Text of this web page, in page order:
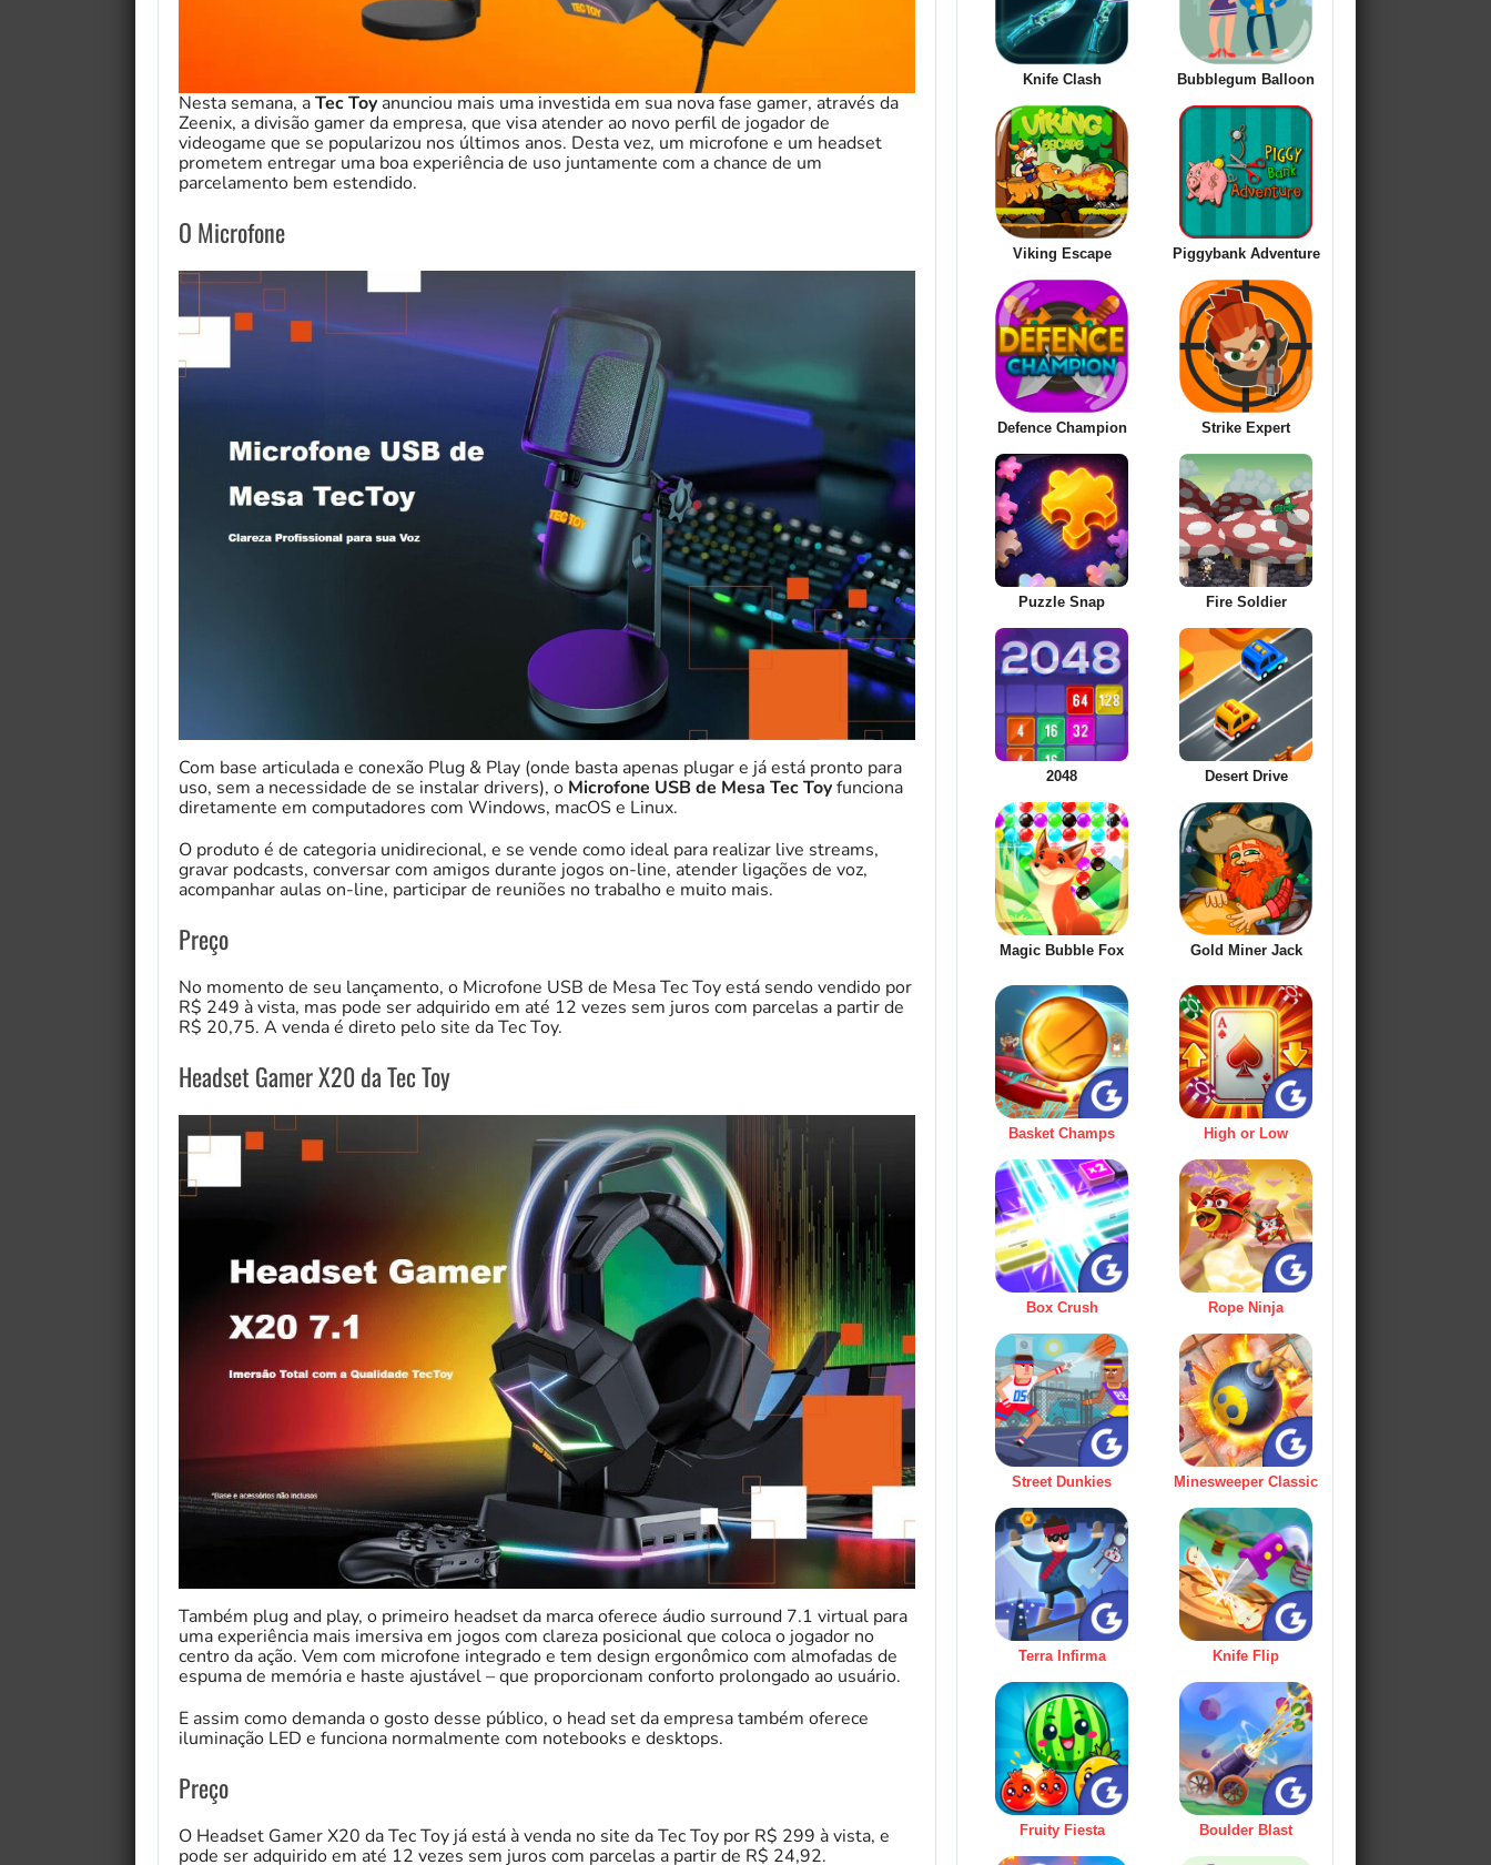
Nesta semana, aTec Toy anunciou mais uma investida em sua nova fase gamer, através da
Zeenix, a divisão gamer da empresa, que visa atender ao novo perfil de jogador de
videogame que se popularizou nos últimos anos. Desta vez, um microfone e um headset
prometem entregar uma boa experiência de uso juntamente com a chance de um
parcelamento bem estendido.
O Microfone
Com base articulada e conexão Plug & Play (onde basta apenas plugar e já está pronto para
uso, sem a necessidade de se instalar drivers), o Microfone USB de Mesa Tec Toyfunciona
diretamente em computadores com Windows, macOS e Linux.
O produto é de categoria unidirecional, e se vende como ideal para realizar live streams,
gravar podcasts, conversar com amigos durante jogos on-line, atender ligações de voz,
acompanhar aulas on-line, participar de reuniões no trabalho e muito mais.
Preço
No momento de seu lançamento, o Microfone USB de Mesa Tec Toy está sendo vendido por
R$ 249 à vista, mas pode ser adquirido em até 12 vezes sem juros com parcelas a partir de
R$ 20,75. A venda é direto pelo site da Tec Toy.
Headset Gamer X20 da Tec Toy
Também plug and play, o primeiro headset da marca oferece áudio surround 7.1 virtual para
uma experiência mais imersiva em jogos com clareza posicional que coloca o jogador no
centro da ação. Vem com microfone integrado e tem design ergonômico com almofadas de
espuma de memória e haste ajustável – que proporcionam conforto prolongado ao usuário.
E assim como demanda o gosto desse público, o head set da empresa também oferece
iluminação LED e funciona normalmente com notebooks e desktops.
Preço
O Headset Gamer X20 da Tec Toy já está à venda no site da Tec Toy por R$ 299 à vista, e
pode ser adquirido em até 12 vezes sem juros com parcelas a partir de R$ 24,92.
Knife Clash Bubblegum Balloon
Viking Escape Piggybank Adventure
Defence Champion Strike Expert
Puzzle Snap Fire Soldier
2048 Desert Drive
Magic Bubble Fox Gold Miner Jack
Basket Champs High or Low
Box Crush Rope Ninja
Street Dunkies Minesweeper Classic
Terra Infirma Knife Flip
Fruity Fiesta Boulder Blast